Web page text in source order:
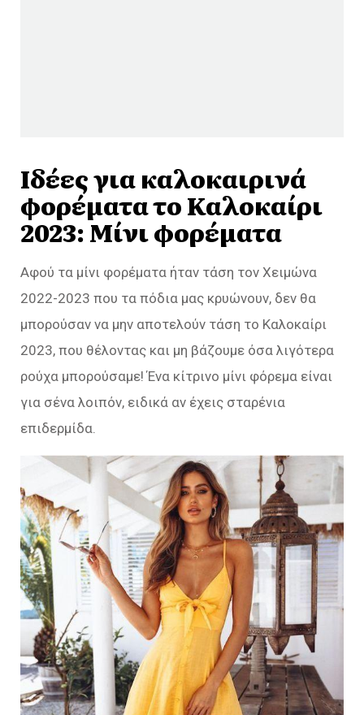
Ιδέες για καλοκαιρινά
φορέματα το Καλοκαίρι
2023: Μίνι φορέματα
Αφού τα μίνι φορέματα ήταν τάση τον Χειμώνα
2022-2023 που τα πόδια μας κρυώνουν, δεν θα
μπορούσαν να μην αποτελούν τάση το Καλοκαίρι
2023, που θέλοντας και μη βάζουμε όσα λιγότερα
ρούχα μπορούσαμε! Ένα κίτρινο μίνι φόρεμα είναι
για σένα λοιπόν, ειδικά αν έχεις σταρένια
επιδερμίδα.